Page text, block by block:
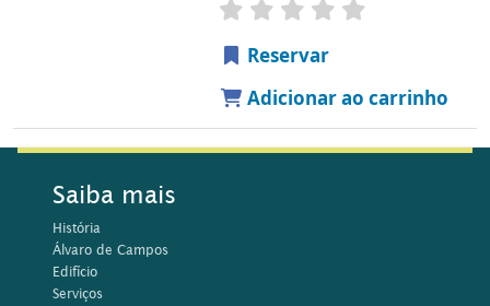
Reservar
Adicionar ao carrinho
Saiba mais
História
Álvaro de Campos
Edifício
Serviços